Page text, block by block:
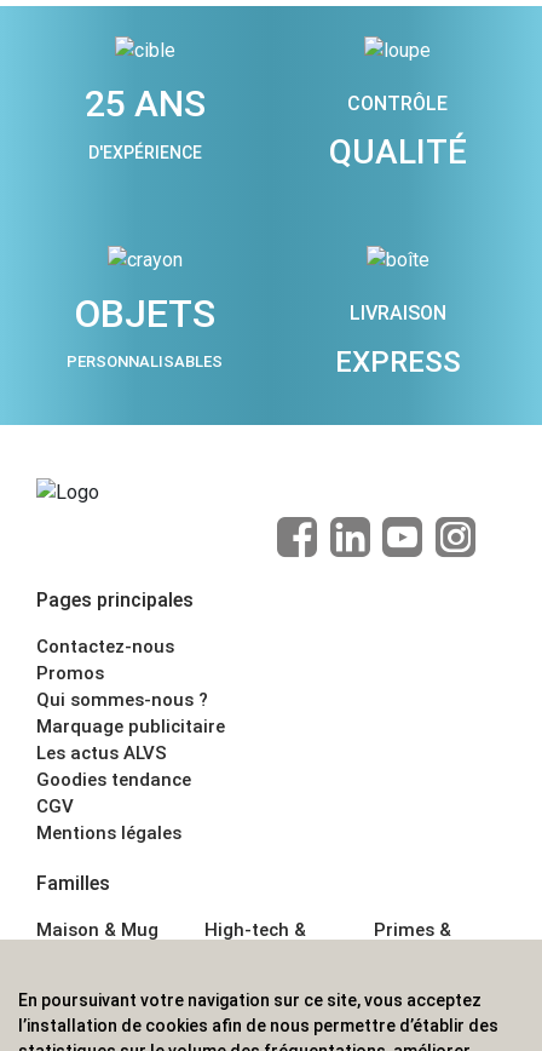
25 ANS
D'EXPÉRIENCE
CONTRÔLE
QUALITÉ
OBJETS
PERSONNALISABLES
LIVRAISON
EXPRESS
Pages principales
Contactez-nous
Promos
Qui sommes-nous ?
Marquage publicitaire
Les actus ALVS
Goodies tendance
CGV
Mentions légales
Familles
Maison & Mug
Écriture
Bagagerie sacs
High-tech &
Sport &
Outdoor
Primes &
Boisson
Textile &
En poursuivant votre navigation sur ce site, vous acceptez
l’installation de cookies afin de nous permettre d’établir des